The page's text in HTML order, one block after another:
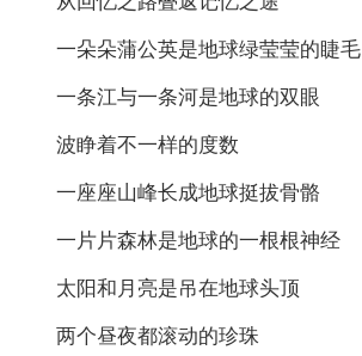
一朵朵蒲公英是地球绿莹莹的睫毛
一条江与一条河是地球的双眼
波睁着不一样的度数
一座座山峰长成地球挺拔骨骼
一片片森林是地球的一根根神经
太阳和月亮是吊在地球头顶
两个昼夜都滚动的珍珠